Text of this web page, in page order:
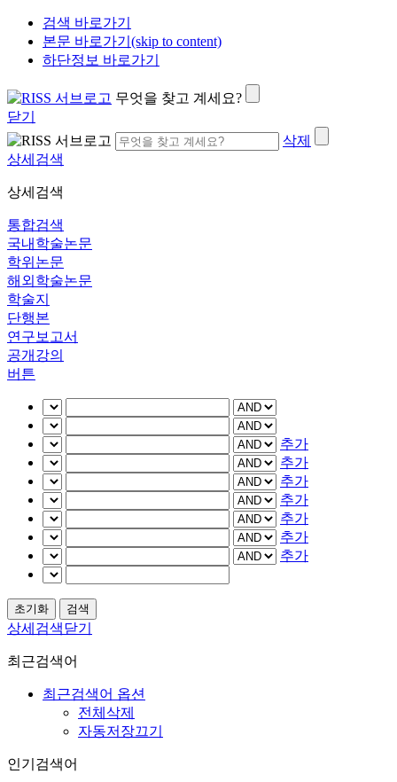
검색 바로가기
본문 바로가기(skip to content)
하단정보 바로가기
무엇을 찾고 계세요?
닫기
삭제
상세검색
상세검색
통합검색
국내학술논문
학위논문
해외학술논문
학술지
단행본
연구보고서
공개강의
버튼
추가
추가
추가
추가
추가
추가
추가
상세검색닫기
최근검색어
최근검색어 옵션
전체삭제
자동저장끄기
인기검색어